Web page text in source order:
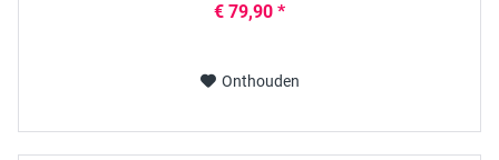
€ 79,90 *
Onthouden